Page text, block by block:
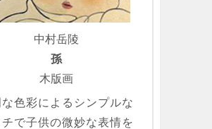
中村岳陵
孫
木版画
色彩によるシンプルな
チで子供の微妙な表情を